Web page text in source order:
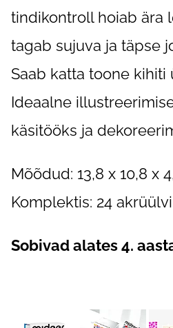
tindikontroll hoiab ära
tagab sujuva ja täpse
Saab katta toone kihiti
Ideaalne
käsitööks ja
Mõõdud: 13,8 x 10,8 x
Komplektis: 24
Sobivad alates 4.